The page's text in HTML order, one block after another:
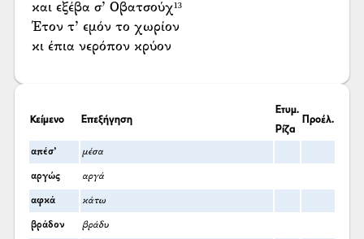
και εξέβα σ’ Οβατσούχ¹³
Έτον τ’ εμόν το χωρίον
κι έπια νερόπον κρύον
Κείμενο Επεξήγηση
Ετυμ.
Ρίζα
Προέλ.
απέσ’ μέσα
αργώς αργά
αφκά κάτω
βράδον βράδυ